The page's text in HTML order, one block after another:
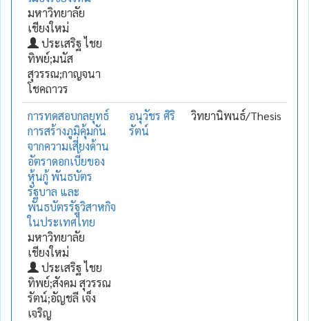
มหาวิทยาลัย
เชียงใหม่
ประเสริฐ ไชย
ทิพย์;มนัส
สุวรรณ;กาญจนา
โชคถาวร
การทดสอบกลยุทธ์
การสร้างภูมิคุ้มกัน
จากความเสี่ยงด้าน
อัตราดอกเบี้ยของ
หุ้นกู้ พันธบัตร
รัฐบาล และ
พันธบัตรรัฐวิสาหกิจ
ในประเทศไทย
มหาวิทยาลัย
เชียงใหม่
ประเสริฐ ไชย
ทิพย์;สังคม สุวรรณ
รัตน์;อัญชลี เจ็ง
เจริญ
อนุวัชร ศิริ
รัตน์
วิทยานิพนธ์/Thesis